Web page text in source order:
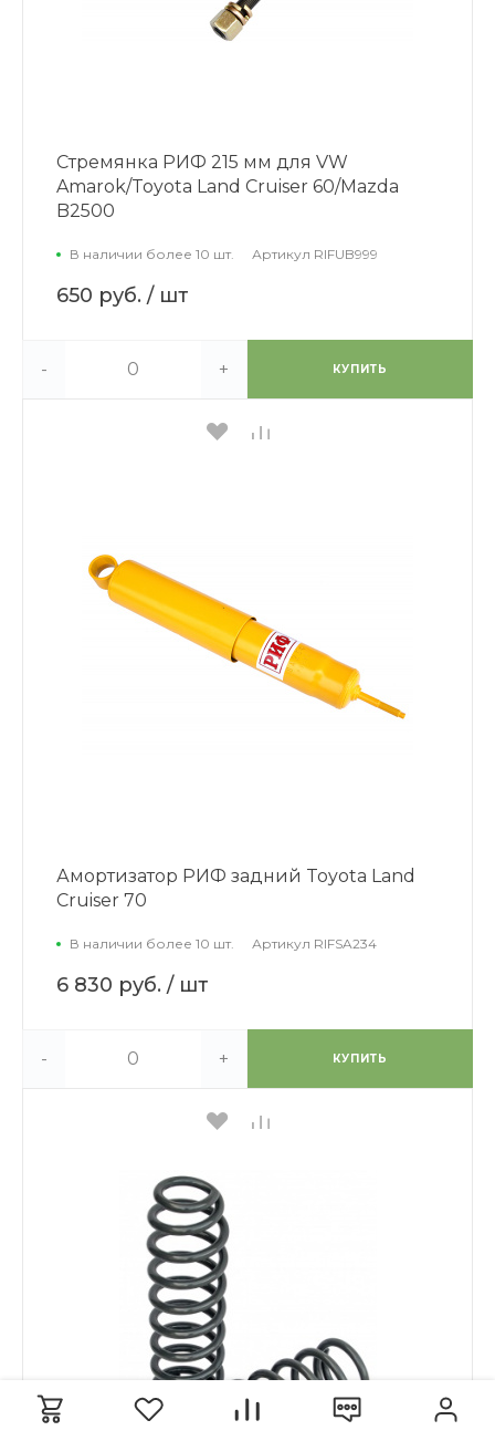
Стремянка РИФ 215 мм для VW
Amarok/Toyota Land Cruiser 60/Mazda
B2500
В наличии более 10 шт. Артикул RIFUB999
650 руб. / шт
- + КУПИТЬ
Амортизатор РИФ задний Toyota Land
Cruiser 70
В наличии более 10 шт. Артикул RIFSA234
6 830 руб. / шт
- + КУПИТЬ